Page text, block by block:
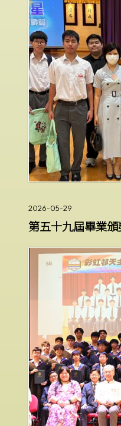
2026-05-29
第五十九屆畢業